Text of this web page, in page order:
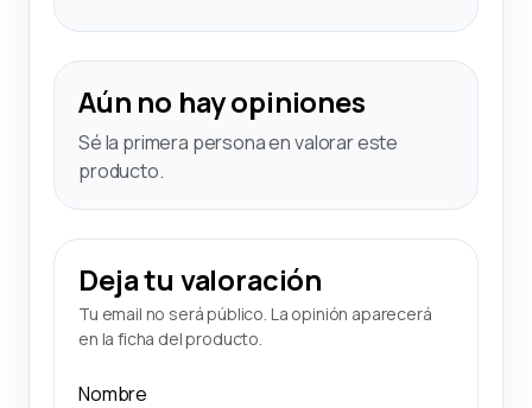
Aún no hay opiniones
Sé la primera persona en valorar este
producto.
Deja tu valoración
Tu email no será público. La opinión aparecerá
en la ficha del producto.
Nombre